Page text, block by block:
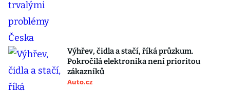
Výhřev, čidla a stačí, říká průzkum.
Pokročilá elektronika není prioritou
zákazníků
Auto.cz